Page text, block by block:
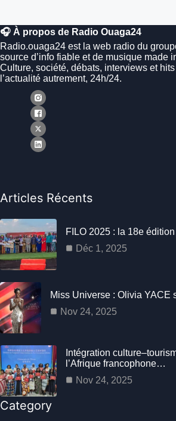
🎧 À propos de Radio Ouaga24
Radio.ouaga24 est la web radio du
source d’info fiable et de musique made
Culture, société, débats, interviews et
l’actualité autrement, 24h/24.
Articles Récents
FILO 2025 : la 18e
Déc 1, 2025
Miss Universe : Olivia YACE
Nov 24, 2025
Intégration
l’Afrique francophone…
Nov 24, 2025
Category